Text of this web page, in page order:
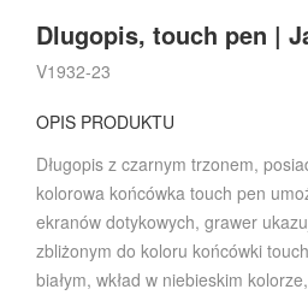
Dlugopis, touch pen |
V1932-23
OPIS PRODUKTU
Długopis z czarnym trzonem,
kolorowa końcówka touch pen
ekranów dotykowych, grawer
zbliżonym do koloru końcówki
białym, wkład w niebieskim